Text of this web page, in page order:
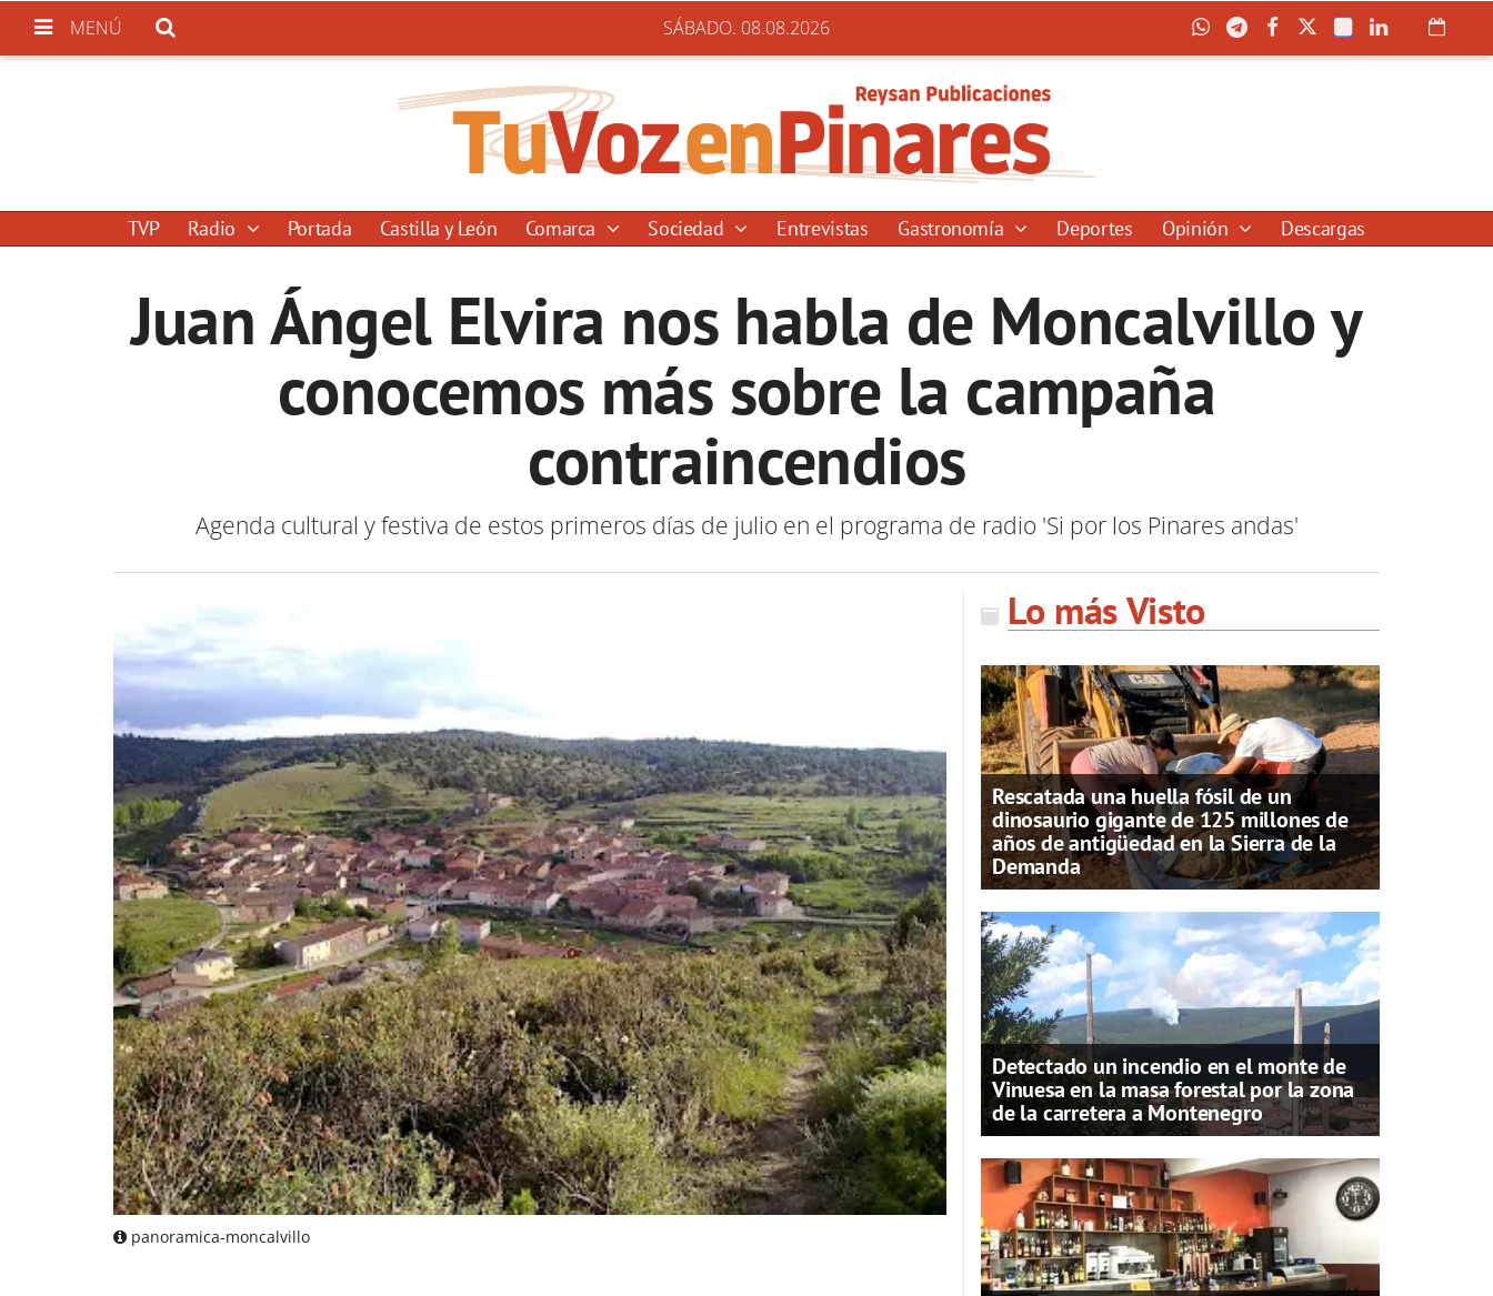
MENÚ SÁBADO. 08.08.2026
TVP Radio Portada Castilla y León Comarca Sociedad Entrevistas Gastronomía Deportes Opinión Descargas
Juan Ángel Elvira nos habla de Moncalvillo y
conocemos más sobre la campaña
contraincendios
Agenda cultural y festiva de estos primeros días de julio en el programa de radio 'Si por los Pinares andas'
panoramica-moncalvillo
Lo más Visto
Rescatada una huella fósil de un
dinosaurio gigante de 125 millones de
años de antigüedad en la Sierra de la
Demanda
Detectado un incendio en el monte de
Vinuesa en la masa forestal por la zona
de la carretera a Montenegro